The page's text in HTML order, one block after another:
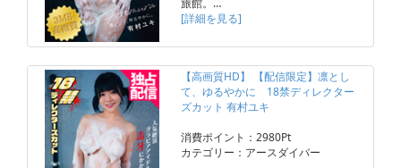
旅館。…
[詳細を見る]
【高画質HD】 【配信限定】凛とし
て、ゆるやかに 18禁ディレクター
ズカット 有村ユキ
消費ポイント：2980Pt
カテゴリー：アースダイバー